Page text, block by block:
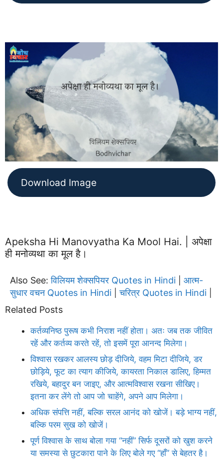
Download Image
Apeksha Hi Manovyatha Ka Mool Hai. | अपेक्षा
ही मनोव्यथा का मूल है।
Also See:विलियम शेक्सपियर Quotes in Hindi
आत्म-
सुधार वचन Quotes in Hindi |चरित्र Quotes in Hindi
Related Posts
कर्तव्यनिष्ठ पुरूष कभी निराश नहीं होता। अतः जब तक जीवित
रहें और कर्तव्य करते रहें, तो इसमें पूरा आनन्द मिलेगा।
विश्वास रखकर आलस्य छोड़ दीजिये, वहम मिटा दीजिये, डर
छोड़िये, फूट का त्याग कीजिये, कायरता निकाल डालिए, हिम्मत
रखिये, बहादुर बन जाइए, और आत्मविश्वास रखना सीखिए।
इतना कर लेंगे तो आप जो चाहेंगे, अपने आप मिलेगा।
अधिक संपत्ति नहीं, बल्कि सरल आनंद को खोजें। बड़े भाग्य नहीं,
बल्कि परम सुख को खोजें।
पूर्ण विश्वास के साथ बोला गया “नहीं” सिर्फ दूसरों को खुश करने
या समस्या से छुटकारा पाने के लिए बोले गए “हाँ” से बेहतर है।